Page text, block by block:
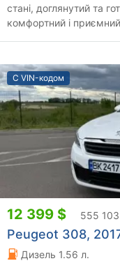
стані, доглянутий та
комфортний і
С VIN-кодом
12 399 $ 555 103
Peugeot 308,
Дизель 1.56 л.